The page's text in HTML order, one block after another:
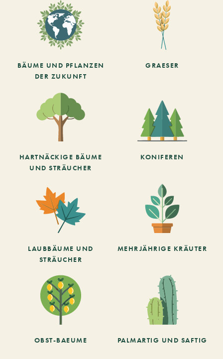
BÄUME UND PFLANZEN
DER ZUKUNFT
GRAESER
HARTNÄCKIGE BÄUME
UND STRÄUCHER
KONIFEREN
LAUBBÄUME UND
STRÄUCHER
MEHRJÄHRIGE KRÄUTER
OBST-BAEUME PALMARTIG UND SAFTIG